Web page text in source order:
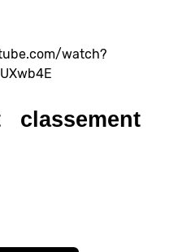
watch?
classement